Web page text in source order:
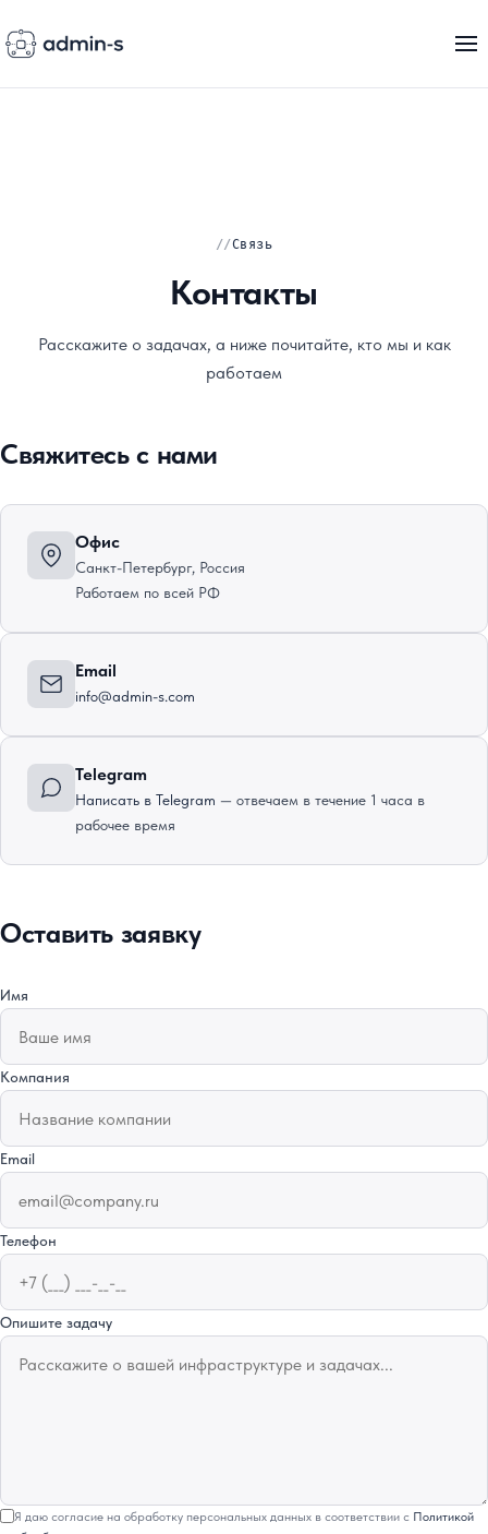
Связь
Контакты
Расскажите о задачах, а ниже почитайте, кто мы и как
работаем
Свяжитесь с нами
Офис
Санкт-Петербург, Россия
Работаем по всей РФ
Email
info@admin-s.com
Telegram
Написать в Telegram — отвечаем в течение 1 часа в
рабочее время
Оставить заявку
Имя
Компания
Email
Телефон
Опишите задачу
Я даю согласие на обработку персональных данных в соответствии с Политикой